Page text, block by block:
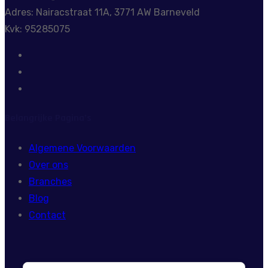
Adres: Nairacstraat 11A, 3771 AW Barneveld
Kvk: 95285075
Algemene Voorwaarden
Over ons
Branches
Blog
Contact